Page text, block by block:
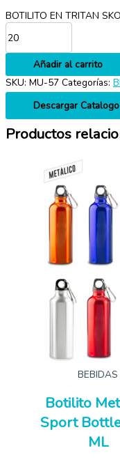
BOTILITO EN TRITAN
Añadir al carrito
SKU: MU-57 Categorías:
Descargar Catalogo
Productos
BEBIDAS
Botilito
Sport
ML